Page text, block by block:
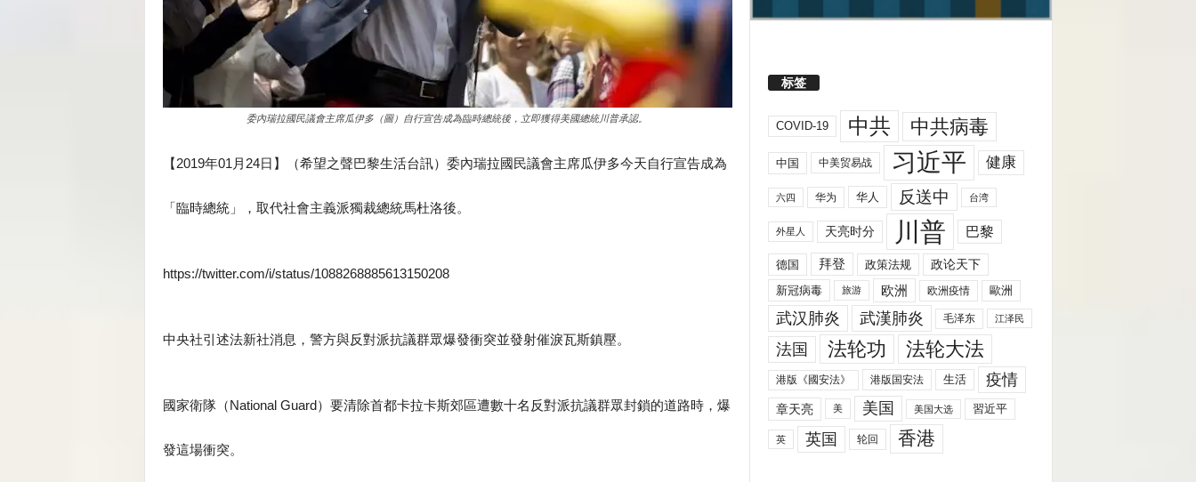
委內瑞拉國民議會主席瓜伊多（圖）自行宣告成為臨時總統後，立即獲得美國總統川普承認。
【2019年01月24日】（希望之聲巴黎生活台訊）委內瑞拉國民議會主席瓜伊多今天自行宣告成為
「臨時總統」，取代社會主義派獨裁總統馬杜洛後。
https://twitter.com/i/status/1088268885613150208
中央社引述法新社消息，警方與反對派抗議群眾爆發衝突並發射催淚瓦斯鎮壓。
國家衛隊（National Guard）要清除首都卡拉卡斯郊區遭數十名反對派抗議群眾封鎖的道路時，爆
發這場衝突。
标签
COVID-19 中共 中共病毒
中国 中美贸易战 习近平 健康
六四 华为 华人 反送中 台湾
外星人 天亮时分 川普 巴黎
德国 拜登 政策法规
政论天下
新冠病毒
旅游 欧洲 欧洲疫情 歐洲
武汉肺炎 武漢肺炎 毛泽东 江泽民
法国 法轮功 法轮大法
港版《國安法》 港版国安法 生活 疫情
章天亮 美 美国 美国大选 習近平
英 英国 轮回 香港